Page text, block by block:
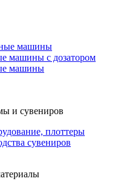
машины
машины с дозатором
машины
и сувениров
плоттеры
сувениров